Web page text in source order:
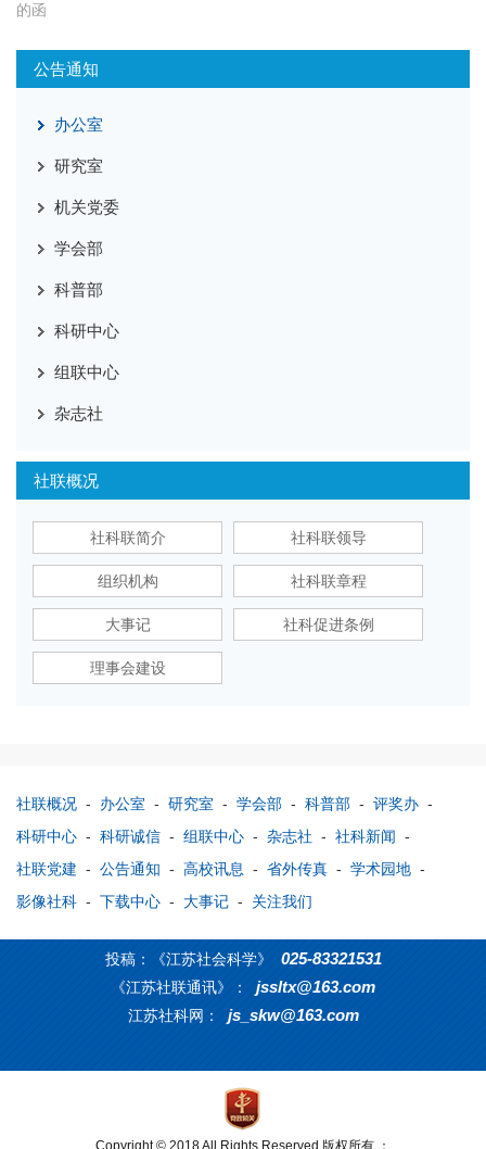
的函
公告通知
办公室
研究室
机关党委
学会部
科普部
科研中心
组联中心
杂志社
社联概况
社科联简介 社科联领导
组织机构 社科联章程
大事记 社科促进条例
理事会建设
社联概况 - 办公室 - 研究室 - 学会部 - 科普部 - 评奖办 -
科研中心 - 科研诚信 - 组联中心 - 杂志社 - 社科新闻 -
社联党建 - 公告通知 - 高校讯息 - 省外传真 - 学术园地 -
影像社科 - 下载中心 - 大事记 - 关注我们
投稿：《江苏社会科学》 025-83321531
《江苏社联通讯》： jssltx@163.com
江苏社科网： js_skw@163.com
Copyright © 2018 All Rights Reserved 版权所有 ：